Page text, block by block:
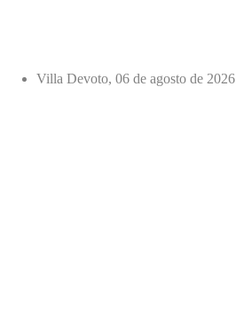
Villa Devoto, 06 de agosto de 2026